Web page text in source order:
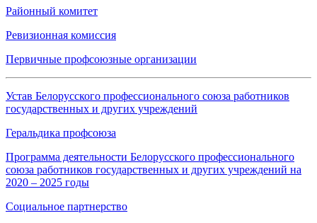
Районный комитет
Ревизионная комиссия
Первичные профсоюзные организации
Устав Белорусского профессионального союза работников
государственных и других учреждений
Геральдика профсоюза
Программа деятельности Белорусского профессионального
союза работников государственных и других учреждений на
2020 – 2025 годы
Социальное партнерство